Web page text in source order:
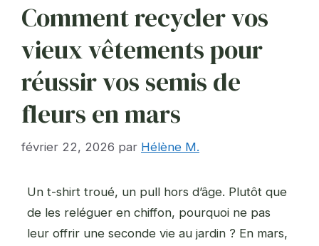
Comment recycler vos
vieux vêtements pour
réussir vos semis de
fleurs en mars
février 22, 2026 par Hélène M.
Un t-shirt troué, un pull hors d’âge. Plutôt que
de les reléguer en chiffon, pourquoi ne pas
leur offrir une seconde vie au jardin ? En mars,